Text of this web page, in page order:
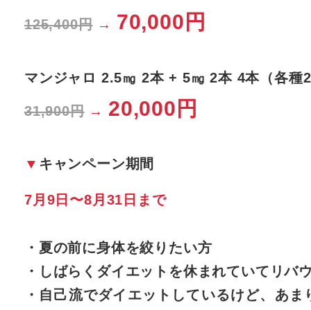
125,400円 → 70,000円
マンジャロ 2.5㎎ 2本 + 5㎎ 2本 4本（各種
31,900円 → 20,000円
▼ キャンペーン期間
7月9日〜8月31日まで
・夏の前に身体を絞りたい方
・しばらくダイエットを休まれていてリバ
・自己流でダイエットしているけど、あま